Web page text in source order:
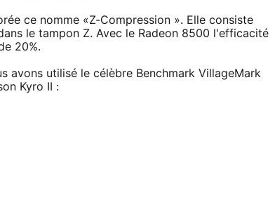
ce nomme «Z-Compression ». Elle consiste
le tampon Z. Avec le Radeon 8500 l'efficacité
20%.
avons utilisé le célèbre Benchmark VillageMark
Kyro II :